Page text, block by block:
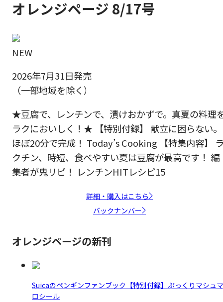
オレンジページ 8/17号
NEW
2026年7月31日発売
（一部地域を除く）
★豆腐で、レンチンで、漬けおかずで。真夏の料理
ラクにおいしく！★ 【特別付録】 献立に困らない。
ほぼ20分で完成！ Today’s Cooking 【特集内容】
クチン、時短、食べやすい夏は豆腐が最高です！ 編
集者が鬼リピ！ レンチンHITレシピ15
詳細・購入はこちら
バックナンバー
オレンジページの新刊
Suicaのペンギンファンブック【特別付録】ぷっくりマシュマ
ロシール